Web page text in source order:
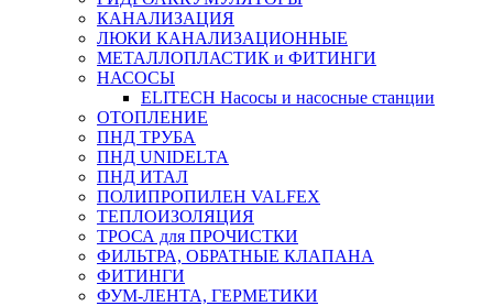
КАНАЛИЗАЦИЯ
ЛЮКИ КАНАЛИЗАЦИОННЫЕ
МЕТАЛЛОПЛАСТИК и ФИТИНГИ
НАСОСЫ
ELITECH Насосы и насосные станции
ОТОПЛЕНИЕ
ПНД ТРУБА
ПНД UNIDELTA
ПНД ИТАЛ
ПОЛИПРОПИЛЕН VALFEX
ТЕПЛОИЗОЛЯЦИЯ
ТРОСА для ПРОЧИСТКИ
ФИЛЬТРА, ОБРАТНЫЕ КЛАПАНА
ФИТИНГИ
ФУМ-ЛЕНТА, ГЕРМЕТИКИ